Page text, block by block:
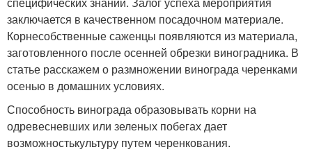
заключается в качественном посадочном материале.
Корнесобственные саженцы появляются из материала,
заготовленного после осенней обрезки виноградника. В
статье расскажем о размножении винограда черенками
осенью в домашних условиях.
Способность винограда образовывать корни на
одревесневших или зеленых побегах дает
возможностькультуру путем черенкования.